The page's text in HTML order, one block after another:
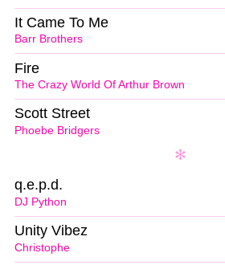
Barr Brothers
It Came To Me
The Crazy World Of Arthur Brown
Fire
Phoebe Bridgers
Scott Street
DJ Python
q.e.p.d.
Christophe
Unity Vibez